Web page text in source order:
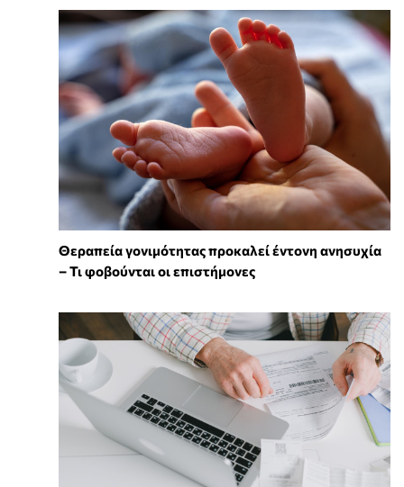
Θεραπεία γονιμότητας προκαλεί έντονη ανησυχία
– Τι φοβούνται οι επιστήμονες